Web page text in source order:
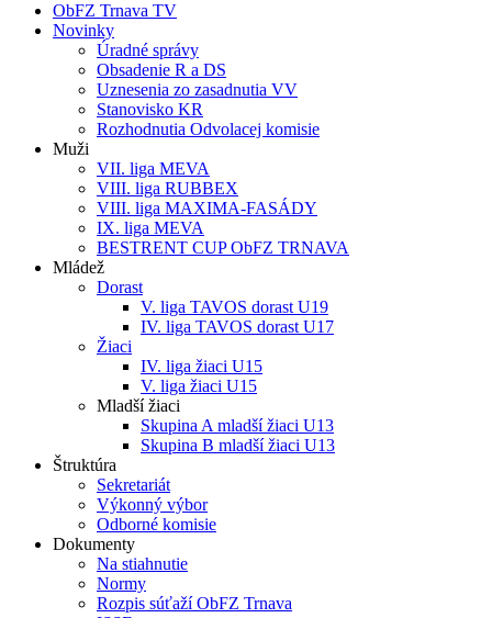
ObFZ Trnava TV
Novinky
Úradné správy
Obsadenie R a DS
Uznesenia zo zasadnutia VV
Stanovisko KR
Rozhodnutia Odvolacej komisie
Muži
VII. liga MEVA
VIII. liga RUBBEX
VIII. liga MAXIMA-FASÁDY
IX. liga MEVA
BESTRENT CUP ObFZ TRNAVA
Mládež
Dorast
V. liga TAVOS dorast U19
IV. liga TAVOS dorast U17
Žiaci
IV. liga žiaci U15
V. liga žiaci U15
Mladší žiaci
Skupina A mladší žiaci U13
Skupina B mladší žiaci U13
Štruktúra
Sekretariát
Výkonný výbor
Odborné komisie
Dokumenty
Na stiahnutie
Normy
Rozpis súťaží ObFZ Trnava